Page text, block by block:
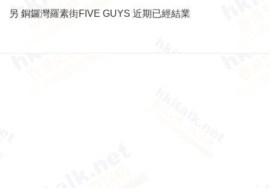
另 銅鑼灣羅素街FIVE GUYS 近期已經結業